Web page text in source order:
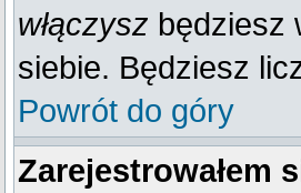
włączysz będziesz
siebie. Będziesz
Powrót do góry
Zarejestrowałem